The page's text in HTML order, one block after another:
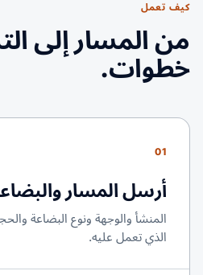
كيف تعمل
من المسار إلى
خطوات.
01
أرسل المسار
الذي تعمل عليه.